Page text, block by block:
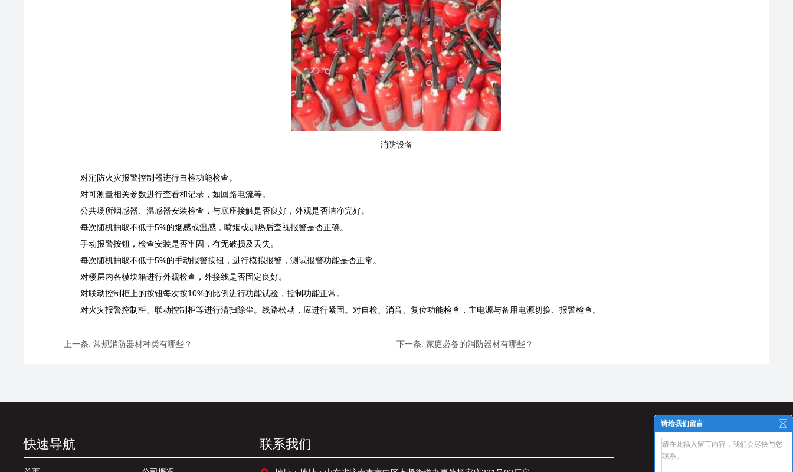
消防设备
对消防火灾报警控制器进行自检功能检查。
对可测量相关参数进行查看和记录，如回路电流等。
公共场所烟感器、温感器安装检查，与底座接触是否良好，外观是否洁净完好。
每次随机抽取不低于5%的烟感或温感，喷烟或加热后查视报警是否正确。
手动报警按钮，检查安装是否牢固，有无破损及丢失。
每次随机抽取不低于5%的手动报警按钮，进行模拟报警，测试报警功能是否正常。
对楼层内各模块箱进行外观检查，外接线是否固定良好。
对联动控制柜上的按钮每次按10%的比例进行功能试验，控制功能正常。
对火灾报警控制柜、联动控制柜等进行清扫除尘。线路松动，应进行紧固。对自检、消音、复位功能检查，主电源与备用电源切换、报警检查。
上一条:常规消防器材种类有哪些？ 下一条: 家庭必备的消防器材有哪些？
快速导航 联系我们